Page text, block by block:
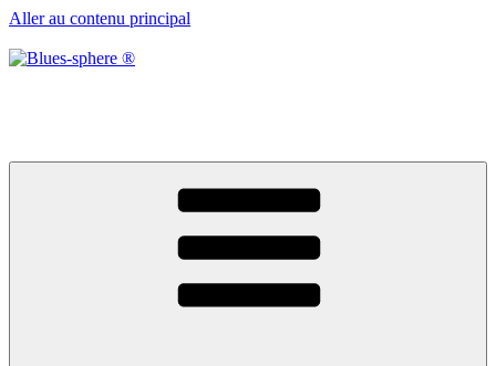
Aller au contenu principal